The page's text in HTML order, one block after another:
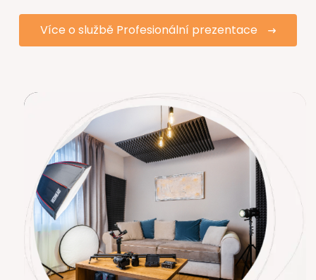
Více o službě Profesionální prezentace